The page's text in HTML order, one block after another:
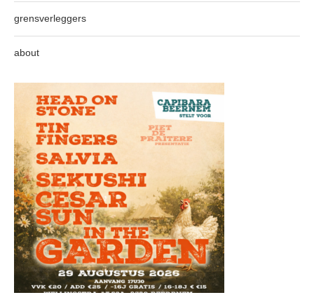
grensverleggers
about